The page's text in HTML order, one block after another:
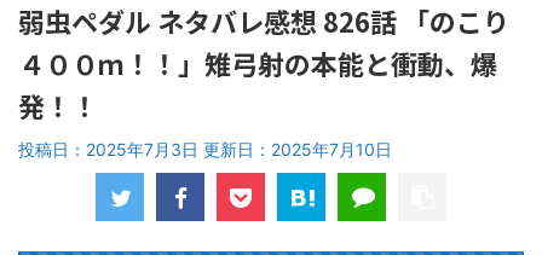
弱虫ペダル ネタバレ感想 826話 「のこり
４００ｍ！！」雉弓射の本能と衝動、爆
発！！
投稿日：2025年7月3日 更新日： 2025年7月10日